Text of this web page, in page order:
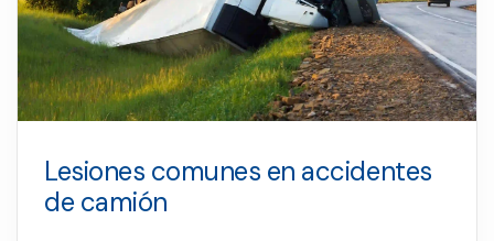
Lesiones comunes en accidentes
de camión